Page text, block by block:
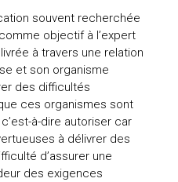
souvent recherchée
objectif à l’expert
à travers une relation
et son organisme
des difficultés
ces organismes sont
à-dire autoriser car
à délivrer des
d’assurer une
des exigences